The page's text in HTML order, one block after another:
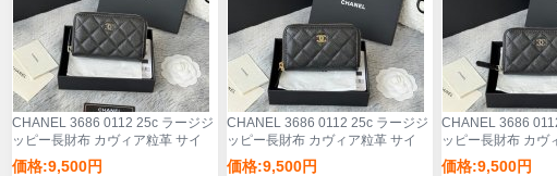
CHANEL 3686 0112 25c ラージジ
ッピー長財布 カヴィア粒革 サイ
ズ:12x8x2cm
価格:9,500円
CHANEL 3686 0112 25c ラージジ
ッピー長財布 カヴィア粒革 サイ
ズ:12x8x2cm
価格:9,500円
CHANEL 3686
ッピー長財布 カヴ
ズ:12x8x2cm
価格:9,500円